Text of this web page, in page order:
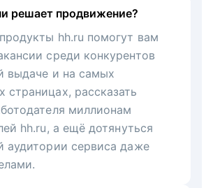
решает продвижение?
hh.ru помогут вам
среди конкурентов
выдаче и на самых
страницах, рассказать
миллионам
hh.ru, а ещё дотянуться
аудитории сервиса даже